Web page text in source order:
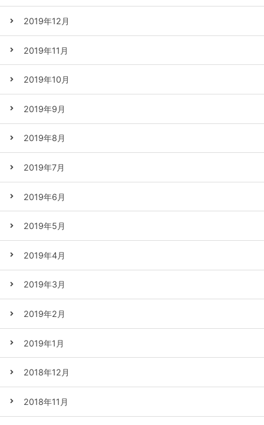
2019年12月
2019年11月
2019年10月
2019年9月
2019年8月
2019年7月
2019年6月
2019年5月
2019年4月
2019年3月
2019年2月
2019年1月
2018年12月
2018年11月